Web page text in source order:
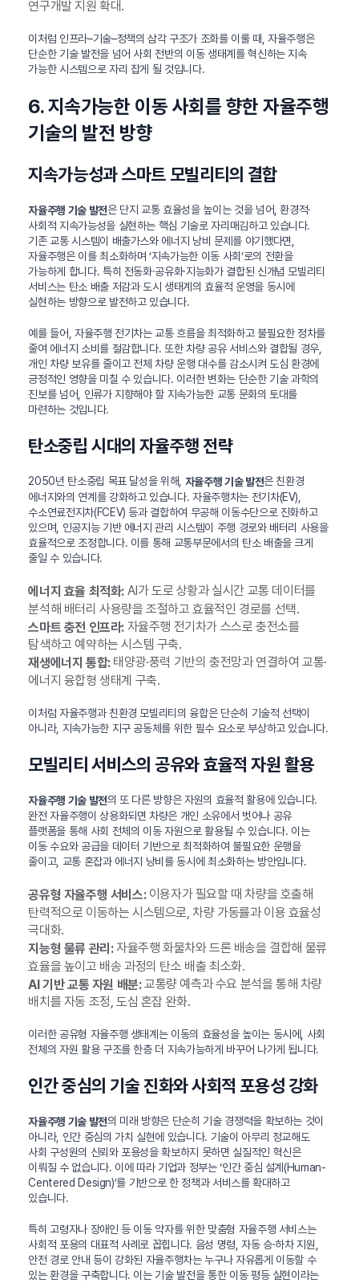
연구개발 지원 확대.
이처럼 인프라–기술–정책의 삼각 구조가 조화를 이룰 때, 자율주행은
단순한 기술 발전을 넘어 사회 전반의 이동 생태계를 혁신하는 지속
가능한 시스템으로 자리 잡게 될 것입니다.
6. 지속가능한 이동 사회를 향한 자율주행
기술의 발전 방향
지속가능성과 스마트 모빌리티의 결합
자율주행 기술 발전은 단지 교통 효율성을 높이는 것을 넘어, 환경적·
사회적 지속가능성을 실현하는 핵심 기술로 자리매김하고 있습니다.
기존 교통 시스템이 배출가스와 에너지 낭비 문제를 야기했다면,
자율주행은 이를 최소화하며 ‘지속가능한 이동 사회’로의 전환을
가능하게 합니다. 특히 전동화·공유화·지능화가 결합된 신개념 모빌리티
서비스는 탄소 배출 저감과 도시 생태계의 효율적 운영을 동시에
실현하는 방향으로 발전하고 있습니다.
예를 들어, 자율주행 전기차는 교통 흐름을 최적화하고 불필요한 정차를
줄여 에너지 소비를 절감합니다. 또한 차량 공유 서비스와 결합될 경우,
개인 차량 보유를 줄이고 전체 차량 운행 대수를 감소시켜 도심 환경에
긍정적인 영향을 미칠 수 있습니다. 이러한 변화는 단순한 기술 과학의
진보를 넘어, 인류가 지향해야 할 지속가능한 교통 문화의 토대를
마련하는 것입니다.
탄소중립 시대의 자율주행 전략
2050년 탄소중립 목표 달성을 위해, 자율주행 기술 발전은 친환경
에너지와의 연계를 강화하고 있습니다. 자율주행차는 전기차(EV),
수소연료전지차(FCEV) 등과 결합하여 무공해 이동수단으로 진화하고
있으며, 인공지능 기반 에너지 관리 시스템이 주행 경로와 배터리 사용을
효율적으로 조정합니다. 이를 통해 교통부문에서의 탄소 배출을 크게
줄일 수 있습니다.
에너지 효율 최적화:AI가 도로 상황과 실시간 교통 데이터를
분석해 배터리 사용량을 조절하고 효율적인 경로를 선택.
스마트 충전 인프라:자율주행 전기차가 스스로 충전소를
탐색하고 예약하는 시스템 구축.
재생에너지 통합:태양광·풍력 기반의 충전망과 연결하여 교통·
에너지 융합형 생태계 구축.
이처럼 자율주행과 친환경 모빌리티의 융합은 단순히 기술적 선택이
아니라, 지속가능한 지구 공동체를 위한 필수 요소로 부상하고 있습니다.
모빌리티 서비스의 공유와 효율적 자원 활용
자율주행 기술 발전의 또 다른 방향은 자원의 효율적 활용에 있습니다.
완전 자율주행이 상용화되면 차량은 개인 소유에서 벗어나 공유
플랫폼을 통해 사회 전체의 이동 자원으로 활용될 수 있습니다. 이는
이동 수요와 공급을 데이터 기반으로 최적화하여 불필요한 운행을
줄이고, 교통 혼잡과 에너지 낭비를 동시에 최소화하는 방안입니다.
공유형 자율주행 서비스:이용자가 필요할 때 차량을 호출해
탄력적으로 이동하는 시스템으로, 차량 가동률과 이용 효율성
극대화.
지능형 물류 관리:자율주행 화물차와 드론 배송을 결합해 물류
효율을 높이고 배송 과정의 탄소 배출 최소화.
AI 기반 교통 자원 배분:교통량 예측과 수요 분석을 통해 차량
배치를 자동 조정, 도심 혼잡 완화.
이러한 공유형 자율주행 생태계는 이동의 효율성을 높이는 동시에, 사회
전체의 자원 활용 구조를 한층 더 지속가능하게 바꾸어 나가게 됩니다.
인간 중심의 기술 진화와 사회적 포용성 강화
자율주행 기술 발전의 미래 방향은 단순히 기술 경쟁력을 확보하는 것이
아니라, 인간 중심의 가치 실현에 있습니다. 기술이 아무리 정교해도
사회 구성원의 신뢰와 포용성을 확보하지 못하면 실질적인 혁신은
이뤄질 수 없습니다. 이에 따라 기업과 정부는 ‘인간 중심 설계(Human-
Centered Design)’를 기반으로 한 정책과 서비스를 확대하고
있습니다.
특히 고령자나 장애인 등 이동 약자를 위한 맞춤형 자율주행 서비스는
사회적 포용의 대표적 사례로 꼽힙니다. 음성 명령, 자동 승·하차 지원,
안전 경로 안내 등이 강화된 자율주행차는 누구나 자유롭게 이동할 수
있는 환경을 구축합니다. 이는 기술 발전을 통한 이동 평등 실현이라는